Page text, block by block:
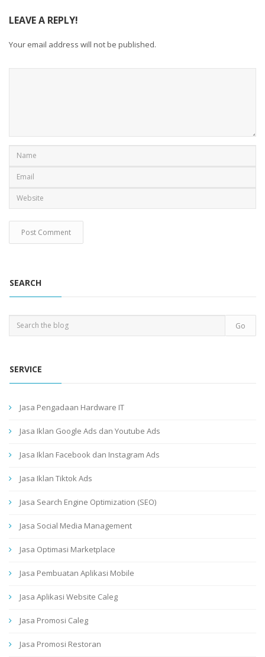
LEAVE A REPLY!
Your email address will not be published.
SEARCH
SERVICE
Jasa Pengadaan Hardware IT
Jasa Iklan Google Ads dan Youtube Ads
Jasa Iklan Facebook dan Instagram Ads
Jasa Iklan Tiktok Ads
Jasa Search Engine Optimization (SEO)
Jasa Social Media Management
Jasa Optimasi Marketplace
Jasa Pembuatan Aplikasi Mobile
Jasa Aplikasi Website Caleg
Jasa Promosi Caleg
Jasa Promosi Restoran